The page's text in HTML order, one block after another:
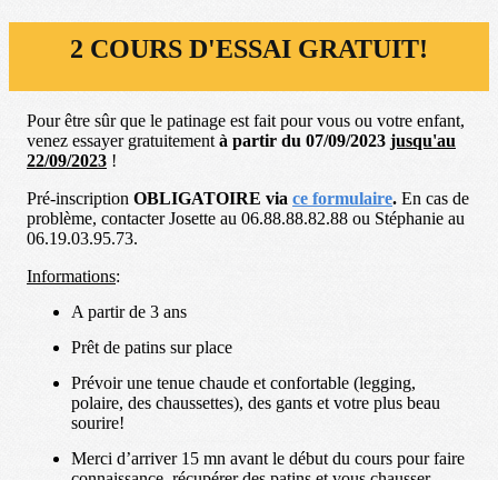
2 COURS D'ESSAI GRATUIT!
Pour être sûr que le patinage est fait pour vous ou votre enfant,
venez essayer gratuitement à partir du 07/09/2023 jusqu'au
22/09/2023 !
Pré-inscription OBLIGATOIRE via ce formulaire. En cas de
problème, contacter Josette au 06.88.88.82.88 ou Stéphanie au
06.19.03.95.73.
Informations:
A partir de 3 ans
Prêt de patins sur place
Prévoir une tenue chaude et confortable (legging,
polaire, des chaussettes), des gants et votre plus beau
sourire!
Merci d’arriver 15 mn avant le début du cours pour faire